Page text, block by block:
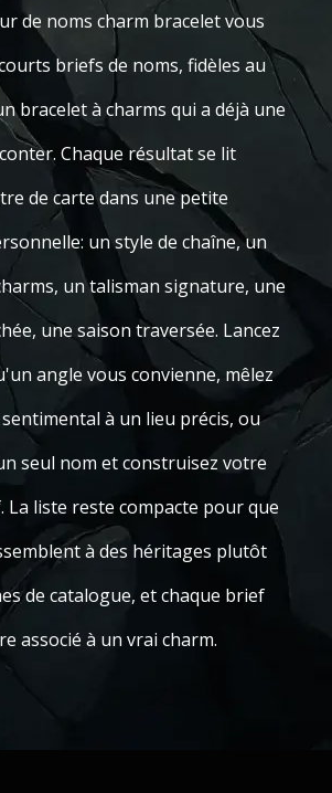
de noms charm bracelet vous
briefs de noms, fidèles au
bracelet à charms qui a déjà une
Chaque résultat se lit
de carte dans une petite
un style de chaîne, un
un talisman signature, une
une saison traversée. Lancez
angle vous convienne, mêlez
à un lieu précis, ou
seul nom et construisez votre
liste reste compacte pour que
à des héritages plutôt
de catalogue, et chaque brief
associé à un vrai charm.